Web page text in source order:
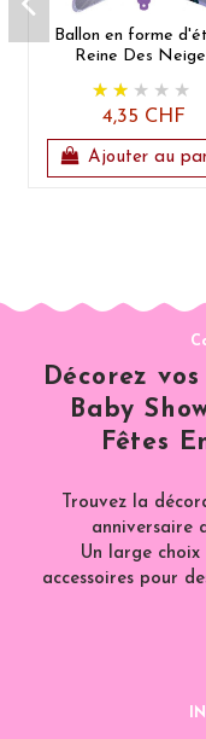
Ballon en forme
Reine Des
4,35 CHF
Ajouter au
Décorez
Baby
Fêtes
Trouvez la
anniversaire
Un large
accessoires pour